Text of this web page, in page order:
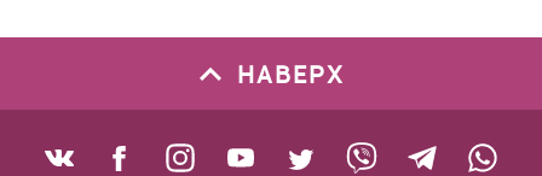
НАВЕРХ